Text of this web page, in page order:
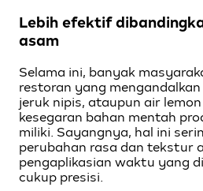
Lebih efektif
asam
Selama ini, banyak
restoran yang
jeruk nipis, ataupun air
kesegaran bahan mentah
miliki. Sayangnya, hal ini
perubahan rasa dan tekstur
pengaplikasian waktu yang
cukup presisi.